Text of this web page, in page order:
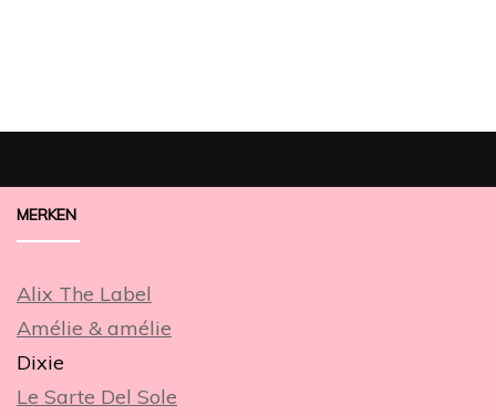
MERKEN
Alix The Label
Amélie & amélie
Dixie
Le Sarte Del Sole